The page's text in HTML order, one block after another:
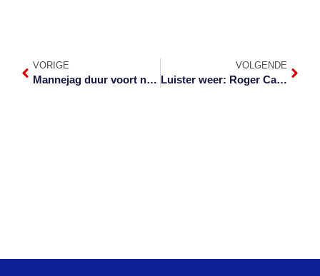
VORIGE
Mannejag duur voort na ma en seun op plaas vermoor is
VOLGENDE
Luister weer: Roger Cameron keer terug na Penryn